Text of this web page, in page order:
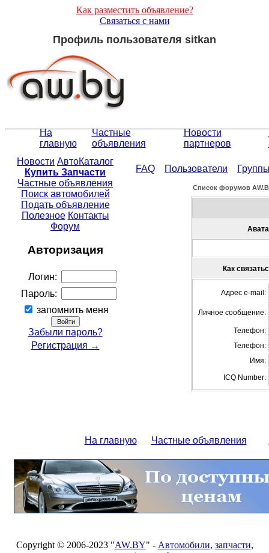
Как разместить объявление?
Связаться с нами
Профиль пользователя sitkan
На
главную
Частные
объявления
Новости
партнеров
Новости АвтоКаталог
Купить Запчасти
Частные объявления
Поиск автомобилей
Подать объявление
Полезное Контакты
Форум
Авторизация
Логин:
Пароль:
запомнить меня
Забыли пароль?
Регистрация →
FAQ Пользователи
Список форумов
Как
Адрес e-mail:
Личное сообщение:
Телефон:
Телефон:
Имя:
ICQ Number:
На главную Частные объявления
Copyright © 2006-2023 "AW.BY" - Автомобили, запчасти,